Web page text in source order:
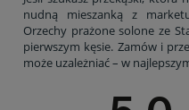
nudną mieszanką z
Orzechy prażone solone ze
pierwszym kęsie. Zamów i
może uzależniać – w